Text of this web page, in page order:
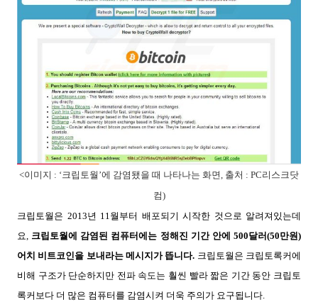
<이미지 : ‘크립토월’에 감염됐을 때 나타나는 화면, 출처 : PC리스크닷
컴)
크립토월은 2013년 11월부터 배포되기 시작한 것으로 알려져있는데
요, 크립토월에 감염된 컴퓨터에는 정해진 기간 안에 500달러(50만원)
어치 비트코인을 보내라는 메시지가 뜹니다. 크립토월은 크립토록커에
비해 구조가 단순하지만 전파 속도는 훨씬 빨라 짧은 기간 동안 크립토
록커보다 더 많은 컴퓨터를 감염시켜 더욱 주의가 요구됩니다.